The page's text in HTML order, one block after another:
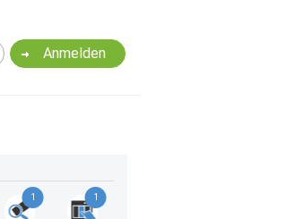
Anmelden
1 1